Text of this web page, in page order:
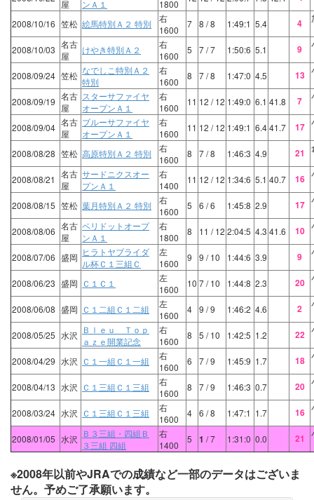
屋
ンＡ１
1800
2008/10/16 笠松 絵馬特別Ａ２ 特別
右
1600
7 8 / 8 1:49:1 5.4 4
2008/10/03 名古
屋
けやき特別Ａ２
右
1600
5 7/ 7 1:50:6 5.1 9
2008/09/24 笠松 なでしこ特別Ａ２
特別
右
1600
8 7/ 8 1:47:0 4.5 13
2008/09/19 名古
屋
スターサファイヤ
オープンＡ１
右
1600
11 12 / 12 1:49:0 6.1 41.8 7
2008/09/04 名古
屋
ブルーサファイヤ
オープンＡ１
右
1600
11 12 / 12 1:49:1 6.441.7 17
2008/08/28 笠松 高原特別Ａ２ 特別
右
1600
8 7/ 8 1:46:3 4.9 21
2008/08/21 名古
屋
サードニクスオー
プンＡ１
右
1400
11 12 / 12 1:34:6 5.1 40.7 16
2008/08/15 笠松 葉月特別Ａ２ 特別
右
1600
5 6 / 6 1:45:8 2.9 17
2008/08/06 名古
屋
ペリドットオープ
ンＡ１
右
1800
8 11 / 12 2:04:5 4.3 41.6 10
2008/07/06 盛岡 ヒラトヤブライダ
ル杯Ｃ１三組Ｃ
左
1600
9 9 / 10 1:44:6 3.9 9
2008/06/23 盛岡 Ｃ１Ｃ１
左
1600
10 7/ 10 1:44:8 2.3 20
2008/06/08 盛岡 Ｃ１二組Ｃ１二組
左
1600
4 9 / 9 1:46:2 4.6 2
2008/05/25 水沢 Ｂｌｅｕ Ｔｏｐ
ａｚｅ開業記念
右
1600
8 5 / 10 1:42:5 1.2 22
2008/04/29 水沢 Ｃ１一組Ｃ１一組
右
1600
6 7/ 9 1:45:9 1.7 18
2008/04/13 水沢 Ｃ１三組Ｃ１三組
右
1600
8 7/ 9 1:46:3 0.7 20
2008/03/24 水沢 Ｃ１三組Ｃ１三組
右
1600
4 6 / 8 1:47:1 1.7 16
2008/01/05 水沢 Ｂ３三組・四組Ｂ
３三組 四組
右
1400
5 1 / 7 1:31:0 0.0 21
※2008年以前やJRAでの成績など一部のデータはございま
せん。予めご了承願います。